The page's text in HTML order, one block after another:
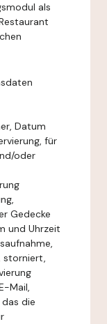
als
Datum
für
oder
Gedecke
und Uhrzeit
storniert,
Mail,
die